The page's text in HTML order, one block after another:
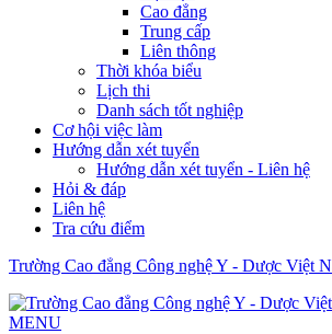
Cao đẳng
Trung cấp
Liên thông
Thời khóa biểu
Lịch thi
Danh sách tốt nghiệp
Cơ hội việc làm
Hướng dẫn xét tuyển
Hướng dẫn xét tuyển - Liên hệ
Hỏi & đáp
Liên hệ
Tra cứu điểm
Trường Cao đẳng Công nghệ Y - Dược Việt
MENU